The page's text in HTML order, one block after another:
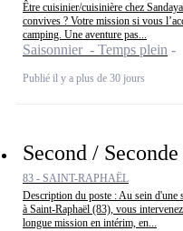
Être cuisinier/cuisinière chez
convives ? Votre mission si vous
camping. Une aventure pas...
Saisonnier - Temps plein
Publié il y a plus de 30 jours
Second /
83 - SAINT-RAPHAËL
Description du poste : Au sein d'une
à Saint-Raphaël (83), vous
longue mission en intérim, en...